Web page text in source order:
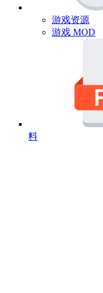
游戏资源
游戏 MOD
料